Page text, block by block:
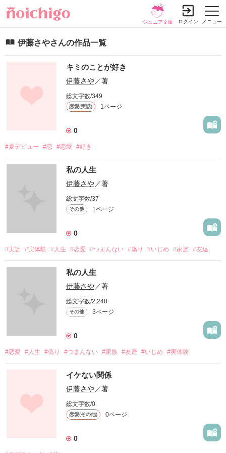
メニュー
ジュニア文庫 ログイン
伊藤さやさんの作品一覧
キミのことが好き
伊藤さや／著
総文字数/349
恋愛(実話) 1ページ
0
#夏デビュー #恋 #恋愛 #好き
私の人生
伊藤さや／著
総文字数/37
その他 1ページ
0
#実話 #実体験 #人生 #恋愛 #つまんない #偽り #いじめ #家族 #友達
私の人生
伊藤さや／著
総文字数/2,248
その他 3ページ
0
#恋愛 #人生 #偽り #つまんない #家族 #友達 #いじめ #実体験
イケない関係
伊藤さや／著
総文字数/0
恋愛(その他) 0ページ
0